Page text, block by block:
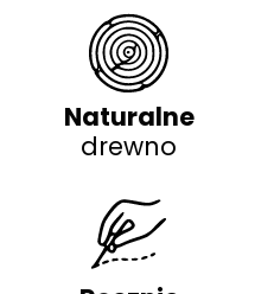
Naturalne
drewno